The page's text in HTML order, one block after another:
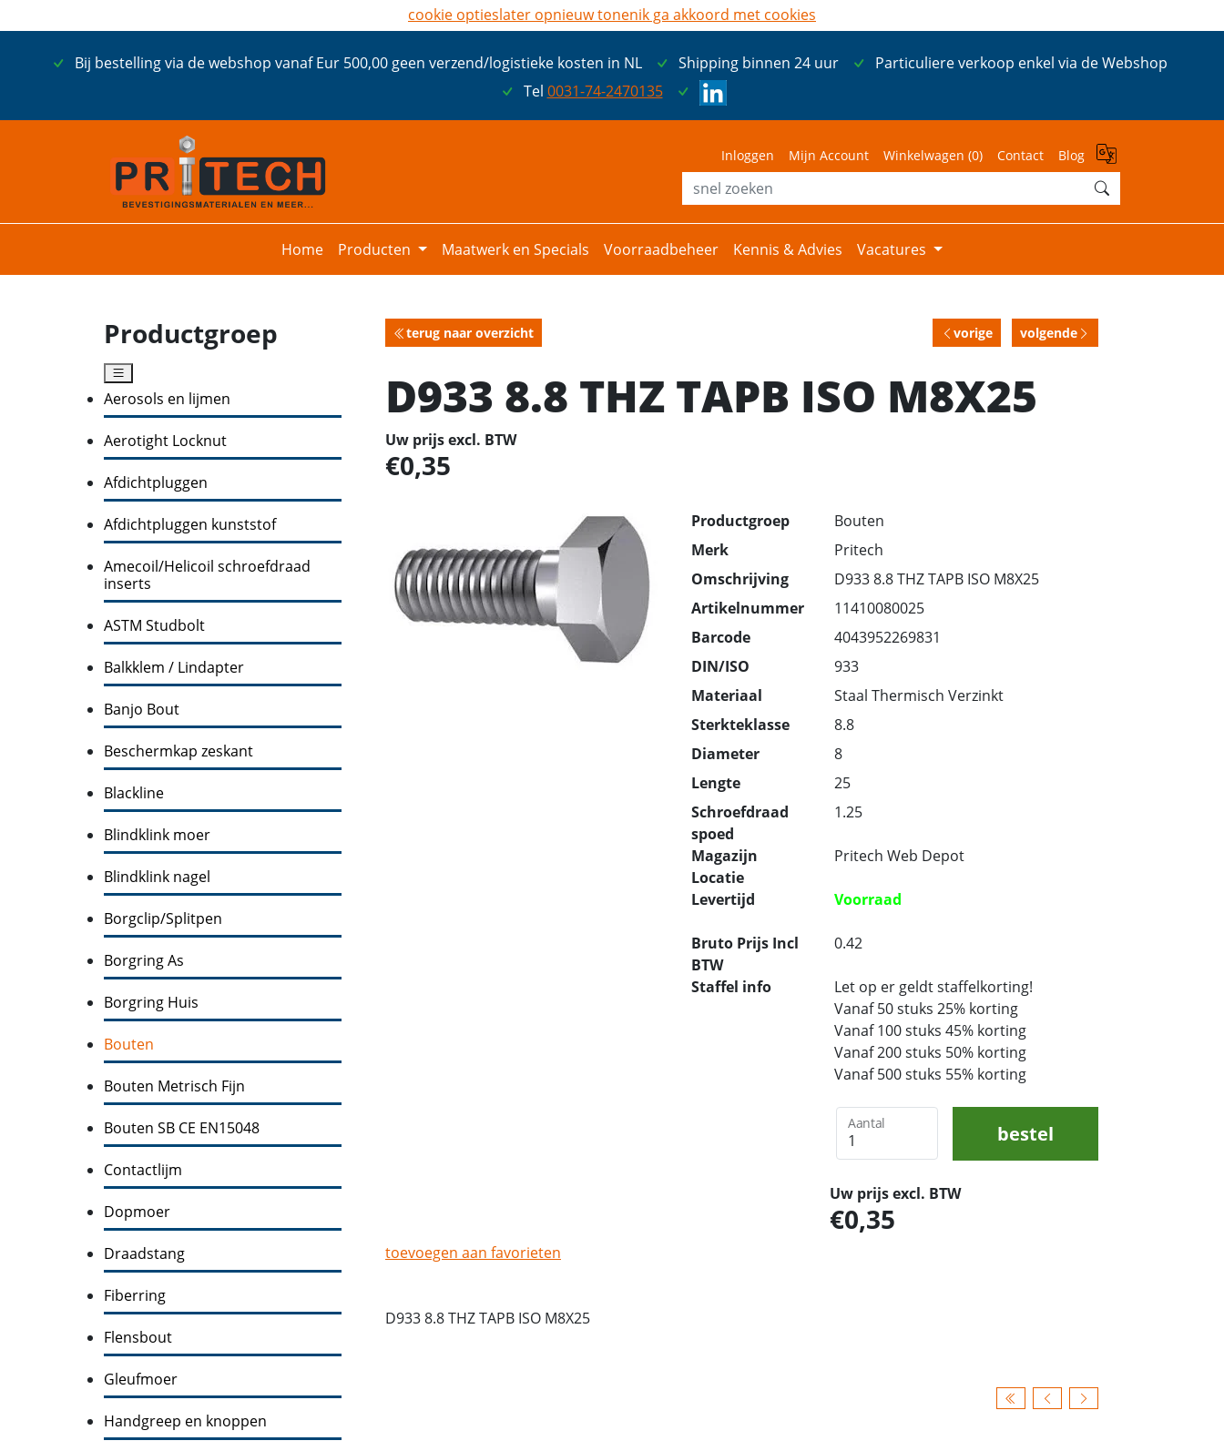
Bij bestelling via de webshop vanaf Eur 500,00 geen verzend/logistieke kosten in NL Shipping binnen 24 uur
Particuliere verkoop enkel via de Webshop
Tel 0031-74-2470135
Inloggen Mijn Account Winkelwagen (0) Contact Blog
Home Producten Maatwerk en Specials Voorraadbeheer Kennis & Advies Vacatures
Productgroep
Aerosols en lijmen
Aerotight Locknut
Afdichtpluggen
Afdichtpluggen kunststof
Amecoil/Helicoil schroefdraad
inserts
ASTM Studbolt
Balkklem / Lindapter
Banjo Bout
Beschermkap zeskant
Blackline
Blindklink moer
Blindklink nagel
Borgclip/Splitpen
Borgring As
Borgring Huis
Bouten
Bouten Metrisch Fijn
Bouten SB CE EN15048
Contactlijm
Dopmoer
Draadstang
Fiberring
Flensbout
Gleufmoer
Handgreep en knoppen
terug naar overzicht vorige volgende
D933 8.8 THZ TAPB ISO M8X25
Uw prijs excl. BTW
0,35
Productgroep
Bouten
Merk
Pritech
Omschrijving
D933 8.8 THZ TAPB ISO M8X25
Artikelnummer
11410080025
Barcode
4043952269831
DIN/ISO
933
Materiaal
Staal Thermisch Verzinkt
Sterkteklasse
8.8
Diameter
8
Lengte
25
Schroefdraad
spoed
1.25
Magazijn
Locatie
Pritech Web Depot
Levertijd Voorraad
Bruto Prijs Incl
BTW
0.42
Staffel info
Let op er geldt staffelkorting!
Vanaf 50 stuks 25% korting
Vanaf 100 stuks 45% korting
Vanaf 200 stuks 50% korting
Vanaf 500 stuks 55% korting
Aantal bestel
Uw prijs excl. BTW
0,35
toevoegen aan favorieten
D933 8.8 THZ TAPB ISO M8X25
cookie optieslater opnieuw tonenik ga akkoord met cookies